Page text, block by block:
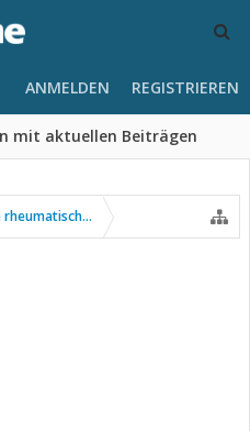
mit aktuellen Beiträgen
ANMELDEN REGISTRIEREN
Erkrankungen